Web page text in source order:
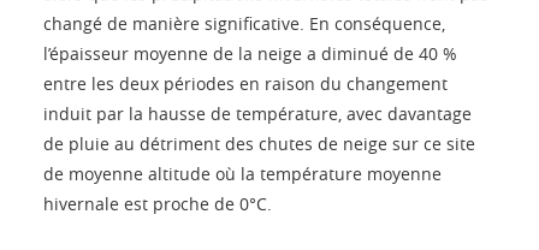
changé de manière significative. En conséquence,
l’épaisseur moyenne de la neige a diminué de 40 %
entre les deux périodes en raison du changement
induit par la hausse de température, avec davantage
de pluie au détriment des chutes de neige sur ce site
de moyenne altitude où la température moyenne
hivernale est proche de 0°C.